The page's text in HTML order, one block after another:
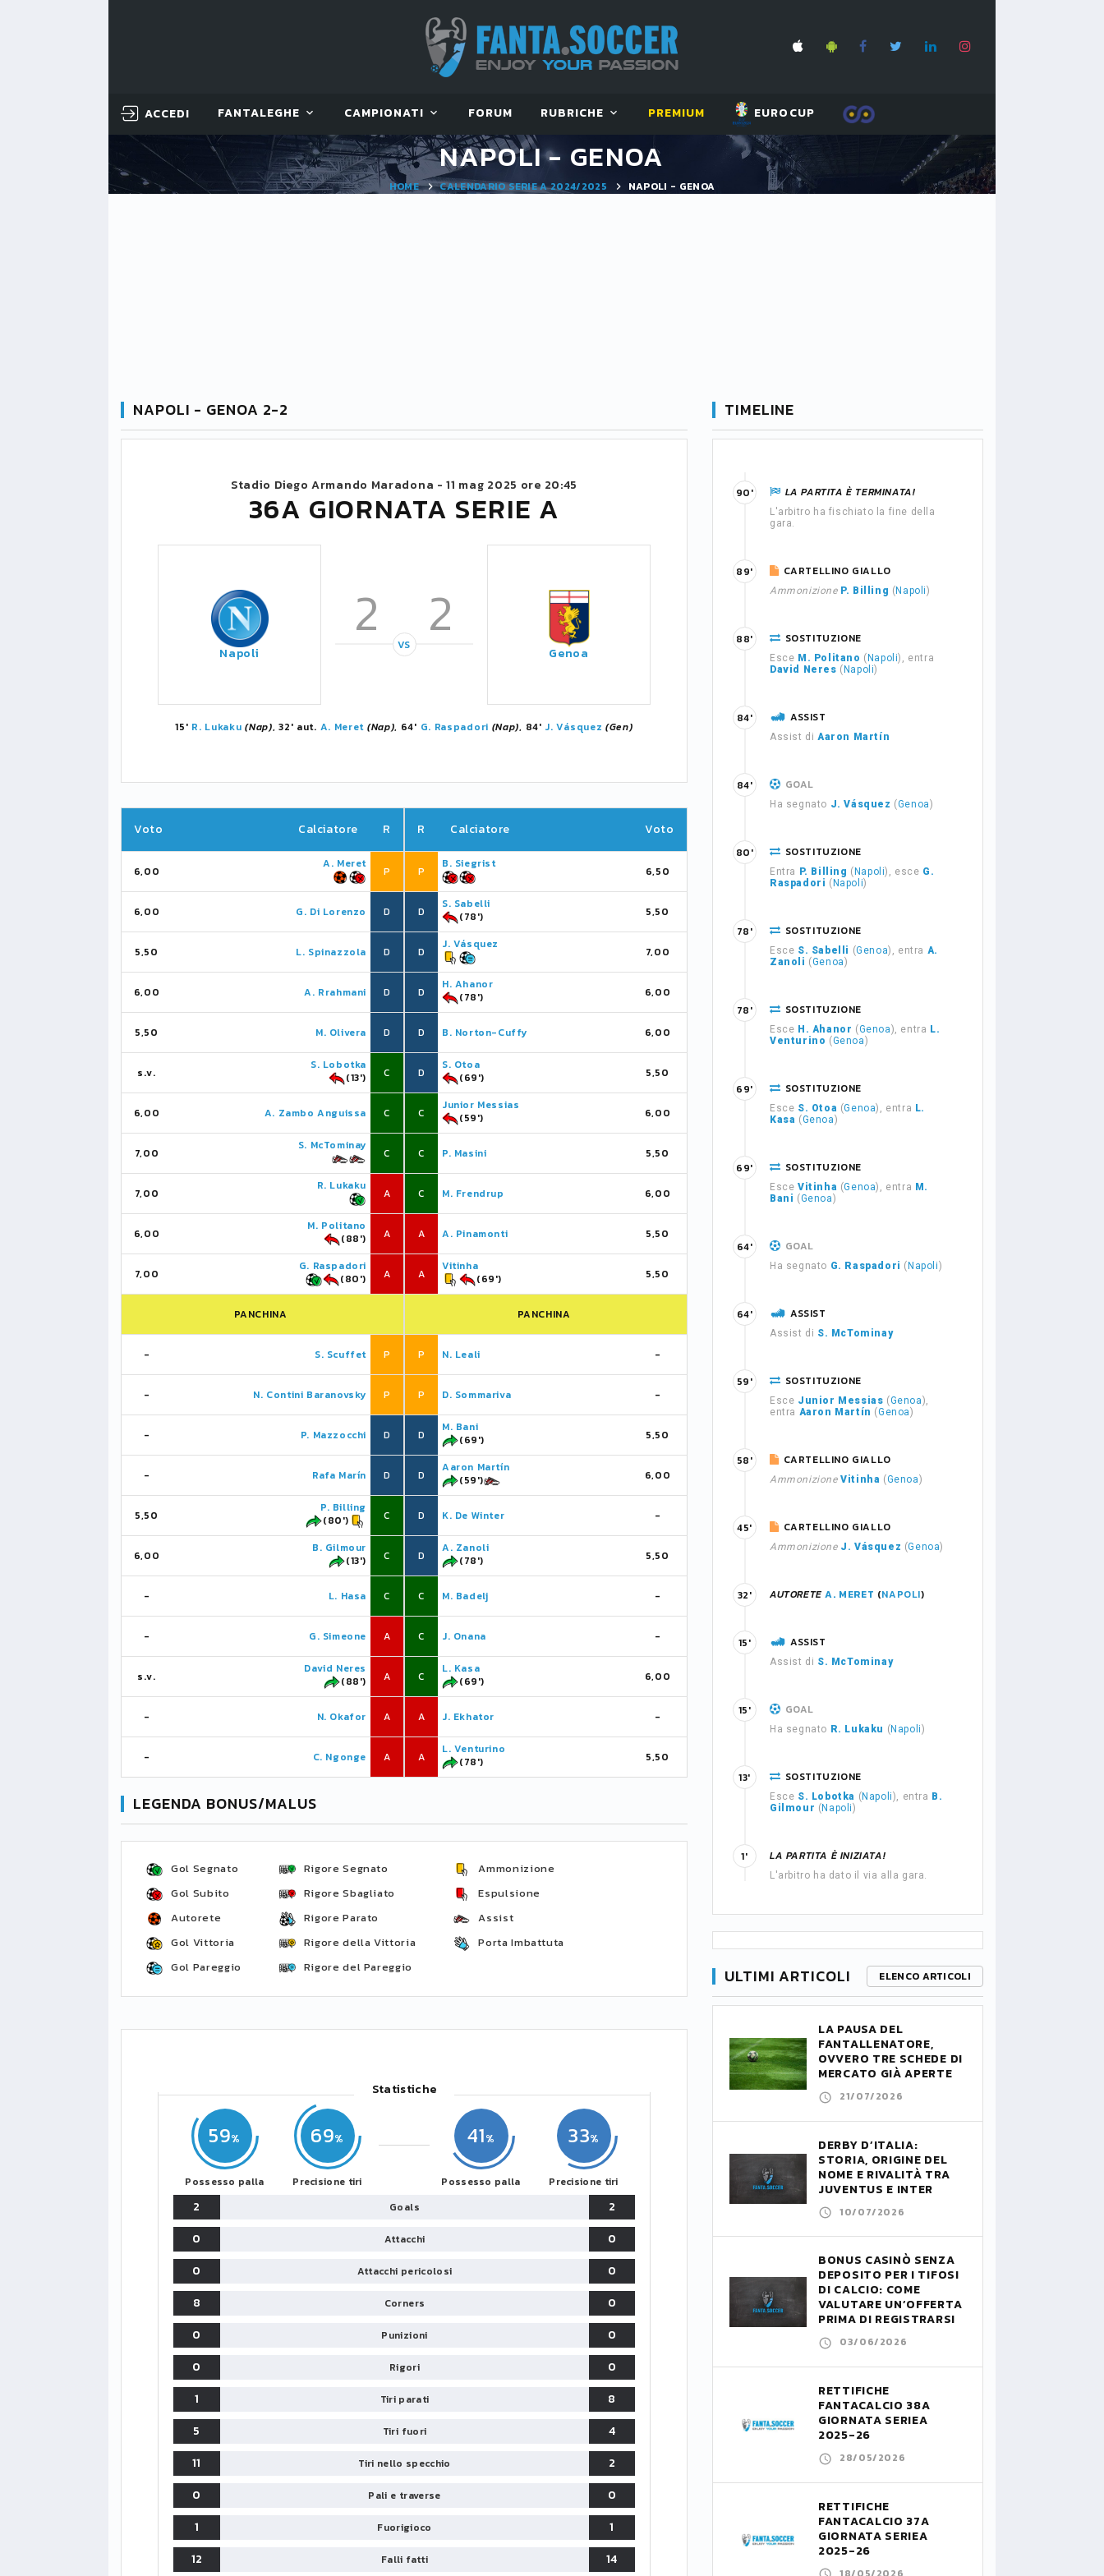
ACCEDI FANTALEGHE CAMPIONATI FORUM RUBRICHE PREMIUM EUROCUP
NAPOLI - GENOA
HOME CALENDARIO SERIE A 2024/2025 NAPOLI - GENOA
NAPOLI - GENOA 2-2
Stadio Diego Armando Maradona -11 mag 2025 ore 20:45
36A GIORNATA SERIE A
Napoli
2 2
VS Genoa
15' R. Lukaku (Nap), 32' aut. A. Meret (Nap), 64' G. Raspadori (Nap), 84' J. Vásquez (Gen)
Voto Calciatore R
6,00
A. Meret
P
6,00 G. Di Lorenzo D
5,50 L. Spinazzola D
6,00 A. Rrahmani D
5,50 M. Olivera D
s.v.
S. Lobotka
(13')
C
6,00 A. Zambo Anguissa C
7,00
S. McTominay
C
7,00
R. Lukaku
A
6,00
M. Politano
(88')
A
7,00
G. Raspadori
(80')
A
PANCHINA
- S. Scuffet P
- N. Contini Baranovsky P
- P. Mazzocchi D
- Rafa Marín D
5,50
P. Billing
(80')
C
6,00
B. Gilmour
(13')
C
- L. Hasa C
- G. Simeone A
s.v.
David Neres
(88')
A
- N. Okafor A
- C. Ngonge A
R Calciatore Voto
P
B. Siegrist
6,50
D
S. Sabelli
(78')
5,50
D
J. Vásquez
7,00
D
H. Ahanor
(78')
6,00
D B. Norton-Cuffy 6,00
D
S. Otoa
(69')
5,50
C
Junior Messias
(59')
6,00
C P. Masini 5,50
C M. Frendrup 6,00
A A. Pinamonti 5,50
A
Vitinha
(69')
5,50
PANCHINA
P N. Leali -
P D. Sommariva -
D
M. Bani
(69')
5,50
D
Aaron Martín
(59')
6,00
D K. De Winter -
D
A. Zanoli
(78')
5,50
C M. Badelj -
C J. Onana -
C
L. Kasa
(69')
6,00
A J. Ekhator -
A
L. Venturino
(78')
5,50
LEGENDA BONUS/MALUS
Gol Segnato
Gol Subito
Autorete
Gol Vittoria
Gol Pareggio
Rigore Segnato
Rigore Sbagliato
Rigore Parato
Rigore della Vittoria
Rigore del Pareggio
Ammonizione
Espulsione
Assist
Porta Imbattuta
Statistiche
59
Possesso palla
69
Precisione tiri
41
Possesso palla
33
Precisione tiri
2 Goals
2
0
Attacchi
0
0
Attacchi pericolosi
0
8
Corners
0
0
Punizioni
0
0
Rigori
0
1
Tiri parati
8
5
Tiri fuori
4
11
Tiri nello specchio
2
0
Pali e traverse
0
1
Fuorigioco
1
12
Falli fatti
14
TIMELINE
LA PARTITA È TERMINATA!
L'arbitro ha fischiato la fine della
gara.
90'
CARTELLINO GIALLO
Ammonizione P. Billing ( Napoli)
89'
SOSTITUZIONE
Esce M. Politano ( Napoli), entra
David Neres ( Napoli)
88'
ASSIST
Assist di Aaron Martín
84'
GOAL
Ha segnato J. Vásquez (Genoa)
84'
SOSTITUZIONE
Entra P. Billing ( Napoli), esce G.
Raspadori ( Napoli)
80'
SOSTITUZIONE
Esce S. Sabelli (Genoa), entra A.
Zanoli (Genoa)
78'
SOSTITUZIONE
Esce H. Ahanor (Genoa), entra L.
Venturino (Genoa)
78'
SOSTITUZIONE
Esce S. Otoa (Genoa), entra L.
Kasa (Genoa)
69'
SOSTITUZIONE
Esce Vitinha (Genoa), entra M.
Bani (Genoa)
69'
GOAL
Ha segnato G. Raspadori ( Napoli)
64'
ASSIST
Assist di S. McTominay
64'
SOSTITUZIONE
Esce Junior Messias (Genoa),
entra Aaron Martín (Genoa)
59'
CARTELLINO GIALLO
Ammonizione Vitinha (Genoa)
58'
CARTELLINO GIALLO
Ammonizione J. Vásquez (Genoa)
45'
AUTORETE A. MERET (NAPOLI)
32'
ASSIST
Assist di S. McTominay
15'
GOAL
Ha segnato R. Lukaku ( Napoli)
15'
SOSTITUZIONE
Esce S. Lobotka ( Napoli), entra B.
Gilmour ( Napoli)
13'
LA PARTITA È INIZIATA!
L'arbitro ha dato il via alla gara.
1'
ULTIMI ARTICOLI ELENCO ARTICOLI
LA PAUSA DEL
FANTALLENATORE,
OVVERO TRE SCHEDE DI
MERCATO GIÀ APERTE
21/07/2026
DERBY D’ITALIA:
STORIA, ORIGINE DEL
NOME E RIVALITÀ TRA
JUVENTUS E INTER
10/07/2026
BONUS CASINÒ SENZA
DEPOSITO PER I TIFOSI
DI CALCIO: COME
VALUTARE UN’OFFERTA
PRIMA DI REGISTRARSI
03/06/2026
RETTIFICHE
FANTACALCIO 38A
GIORNATA SERIEA
2025-26
28/05/2026
RETTIFICHE
FANTACALCIO 37A
GIORNATA SERIEA
2025-26